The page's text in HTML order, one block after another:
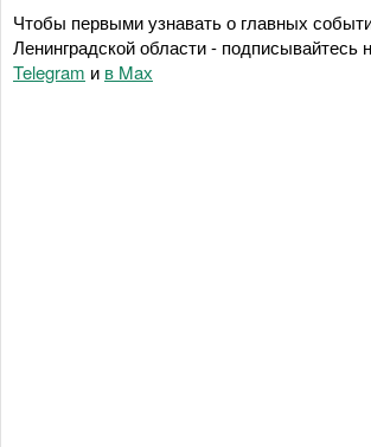
Чтобы первыми узнавать о главных
Ленинградской области - подписывайтесь
Telegram и в Maх